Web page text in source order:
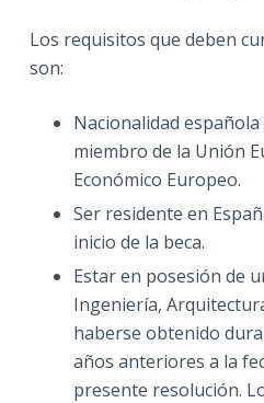
Los requisitos que deben
son:
Nacionalidad
miembro de la Unión
Económico Europeo.
Ser residente en
inicio de la beca.
Estar en posesión de
Ingeniería,
haberse obtenido
años anteriores a la
presente resolución.